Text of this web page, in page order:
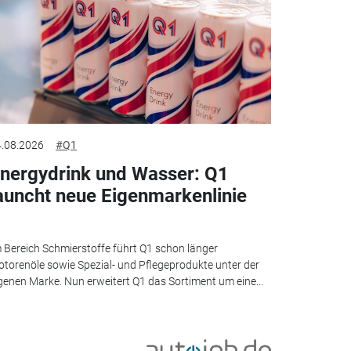
#Q1
und Wasser: Q1
neue Eigenmarkenlinie
Bereich Schmierstoffe führt Q1 schon länger
sowie Spezial- und Pflegeprodukte unter der
Marke. Nun erweitert Q1 das Sortiment um eine...